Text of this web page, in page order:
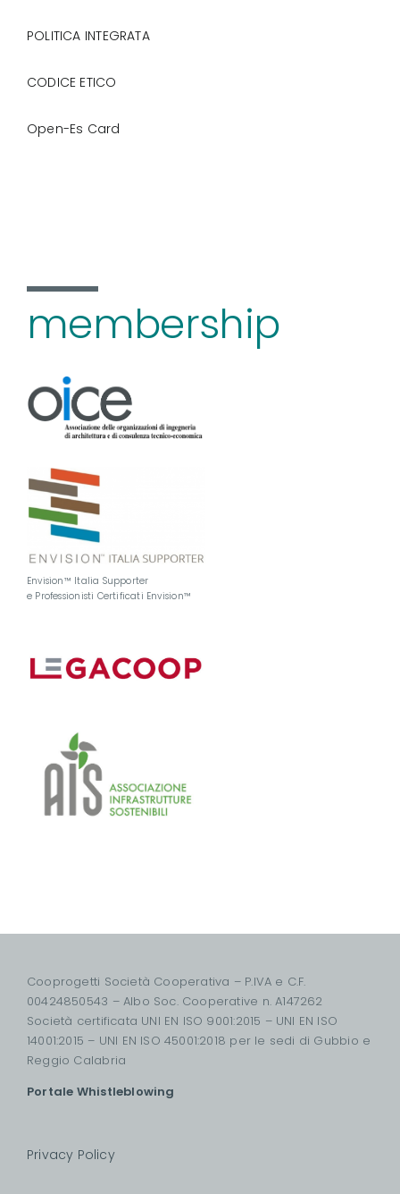
POLITICA INTEGRATA
CODICE ETICO
Open-Es Card
membership
Envision™ Italia Supporter
e Professionisti Certificati Envision™
Cooprogetti Società Cooperativa – P.IVA e C.F.
00424850543 – Albo Soc. Cooperative n. A147262
Società certificata UNI EN ISO 9001:2015 – UNI EN ISO
14001:2015 – UNI EN ISO 45001:2018 per le sedi di Gubbio e
Reggio Calabria
Portale Whistleblowing
Privacy Policy